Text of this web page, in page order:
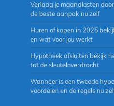
Verlaag je maandlasten
de beste aanpak nu zelf
Huren of kopen in 2025
en wat voor jou werkt
Hypotheek afsluiten bekijk
tot de sleuteloverdracht
Wanneer is een tweede
voordelen en de regels nu